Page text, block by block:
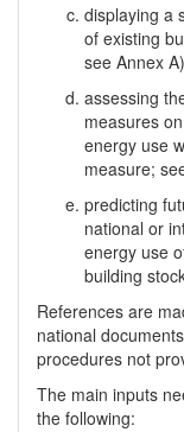
displaying a
of existing
see Annex
assessing
measures
energy use
measure;
predicting
national or
energy use
building
References are
national
procedures not
The main inputs
the following: